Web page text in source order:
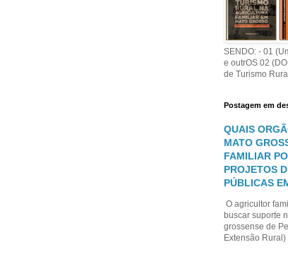
SENDO: - 01
e outrOS 02
de Turismo Rural
Postagem em
QUAIS
MATO
FAMILIAR
PROJETOS
PÚBLICAS
O agricultor
buscar suporte
grossense de
Extensão Rural)